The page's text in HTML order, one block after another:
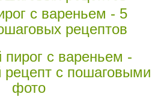
с вареньем - 5
рецептов